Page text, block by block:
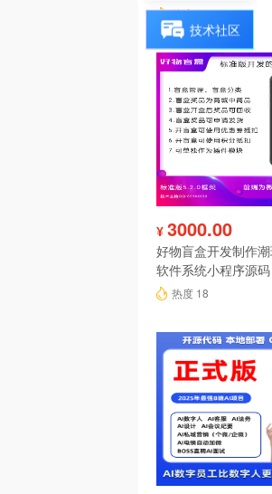
热度 19
¥ 3000.00
好物盲盒开发制作
软件系统小程序源码
热度 18
技术社区